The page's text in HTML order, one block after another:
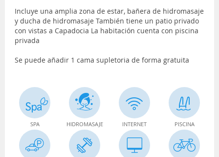
Incluye una amplia zona de estar, bañera de hidromasaje
y ducha de hidromasaje También tiene un patio privado
con vistas a Capadocia La habitación cuenta con piscina
privada
Se puede añadir 1 cama supletoria de forma gratuita
SPA HIDROMASAJE INTERNET PISCINA